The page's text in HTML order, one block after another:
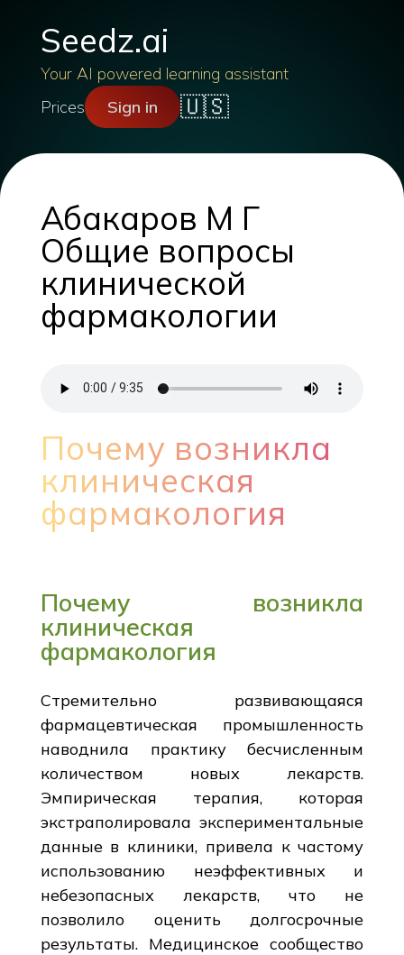
Seedz.ai
Your AI powered learning assistant
Prices
Sign in 🇺🇸
Абакаров М Г
Общие вопросы
клинической
фармакологии
Почему возникла
клиническая
фармакология
Почему возникла
клиническая
фармакология
Стремительно развивающаяся
фармацевтическая промышленность
наводнила практику бесчисленным
количеством новых лекарств.
Эмпирическая терапия, которая
экстраполировала экспериментальные
данные в клиники, привела к частому
использованию неэффективных и
небезопасных лекарств, что не
позволило оценить долгосрочные
результаты. Медицинское сообщество